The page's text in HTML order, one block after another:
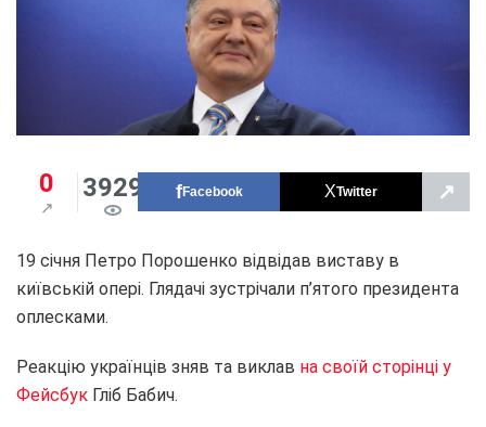
0 3929 Facebook Twitter ↗
19 січня Петро Порошенко відвідав виставу в
київській опері. Глядачі зустрічали п’ятого президента
оплесками.
Реакцію українців зняв та виклав на своїй сторінці у
Фейсбук Гліб Бабич.